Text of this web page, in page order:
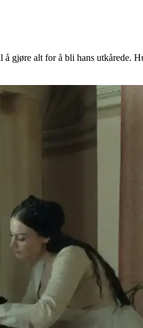
gjøre alt for å bli hans utkårede.